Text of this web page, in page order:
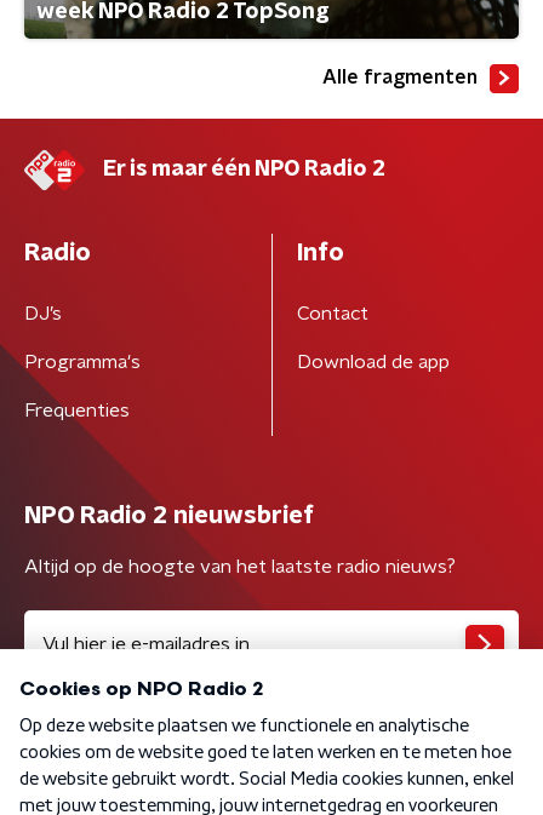
week NPO Radio 2 TopSong
Alle fragmenten
Er is maar één NPO Radio 2
Radio
DJ’s
Programma's
Frequenties
Info
Contact
Download de app
NPO Radio 2 nieuwsbrief
Altijd op de hoogte van het laatste radio nieuws?
Algemene voorwaarden